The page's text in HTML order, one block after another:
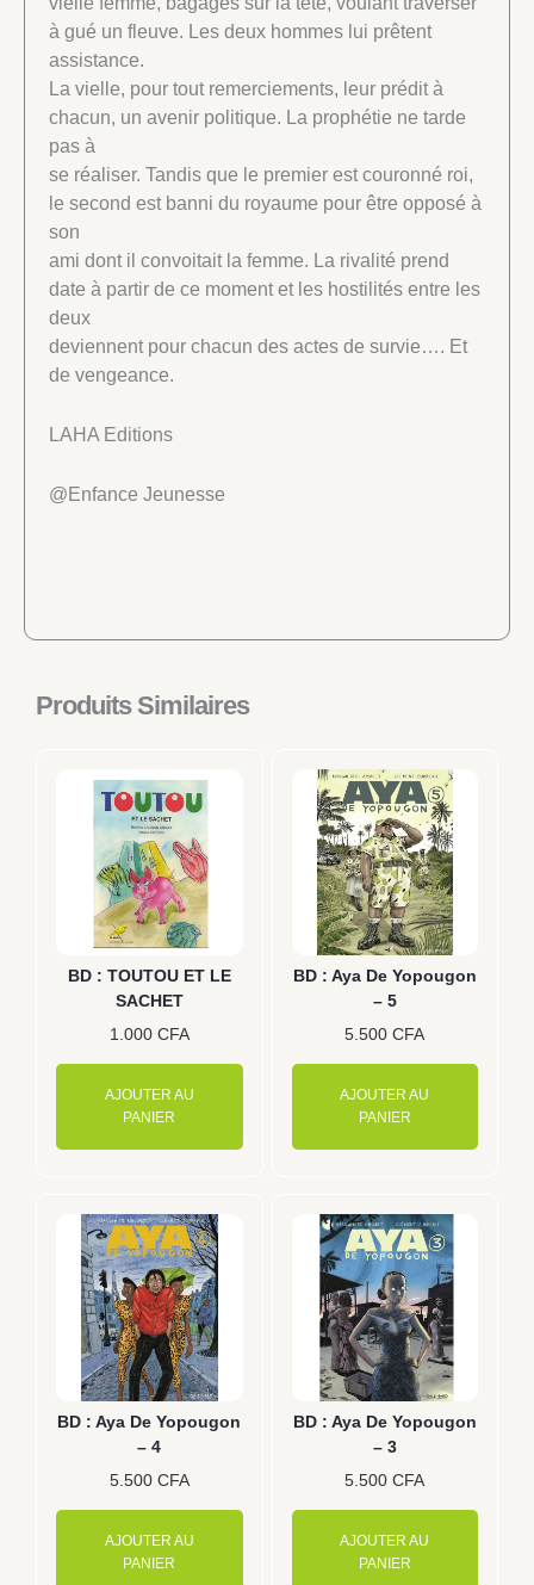
à gué un fleuve. Les deux hommes lui prêtent
assistance.
La vielle, pour tout remerciements, leur prédit à
chacun, un avenir politique. La prophétie ne tarde
pas à
se réaliser. Tandis que le premier est couronné roi,
le second est banni du royaume pour être opposé à
son
ami dont il convoitait la femme. La rivalité prend
date à partir de ce moment et les hostilités entre les
deux
deviennent pour chacun des actes de survie…. Et
de vengeance.
LAHA Editions
@Enfance Jeunesse
Produits Similaires
BD : TOUTOU ET LE
SACHET
1.000 CFA
AJOUTER AU
PANIER
BD : Aya De Yopougon
– 5
5.500CFA
AJOUTER AU
PANIER
BD : Aya De Yopougon
– 4
5.500 CFA
AJOUTER AU
PANIER
BD : Aya De Yopougon
– 3
5.500CFA
AJOUTER AU
PANIER